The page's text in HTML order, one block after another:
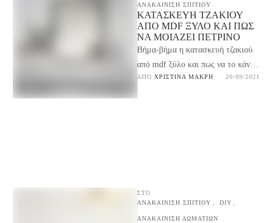
ΑΝΑΚΑΙΝΙΣΗ ΣΠΙΤΙΟΥ
ΚΑΤΑΣΚΕΥΉ ΤΖΑΚΙΟΎ
ΑΠΌ MDF ΞΎΛΟ ΚΑΙ ΠΩΣ
ΝΑ ΜΟΙΆΖΕΙ ΠΈΤΡΙΝΟ
Βήμα-βήμα η κατασκευή τζακιού
από mdf ξύλο και πως να το κάνεις
να μοιάζει σαν πέτρινο. Υλικά,
ΑΠΌ ΧΡΙΣΤΊΝΑ ΜΑΚΡΉ 20/09/2021
ΣΤΟ
ΑΝΑΚΑΙΝΙΣΗ ΣΠΙΤΙΟΥ
DIY
ΑΝΑΚΑΙΝΙΣΗ ΔΩΜΑΤΙΩΝ